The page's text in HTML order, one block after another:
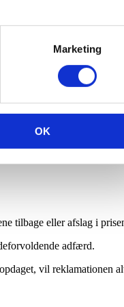
Marketing
OK
brug.
købsbeløbet.
følge af dit eget valg
meddelelse om din
indvilget i noget andet.
den.
tilbage eller afslag i
adfærd.
vil reklamationen